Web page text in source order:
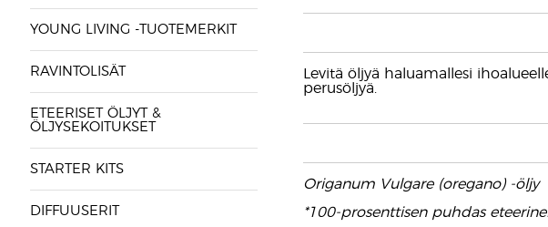
YOUNG LIVING -TUOTEMERKIT
RAVINTOLISÄT
ETEERISET ÖLJYT &
ÖLJYSEKOITUKSET
STARTER KITS
DIFFUUSERIT
Levitä öljyä haluamallesi
perusöljyä.
Origanum Vulgare (oregano) -öljy
*100-prosenttisen puhdas